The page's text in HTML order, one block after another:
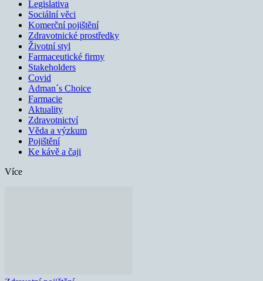
Legislativa
Sociální věci
Komerční pojištění
Zdravotnické prostředky
Životní styl
Farmaceutické firmy
Stakeholders
Covid
Adman´s Choice
Farmacie
Aktuality
Zdravotnictví
Věda a výzkum
Pojištění
Ke kávě a čaji
Více